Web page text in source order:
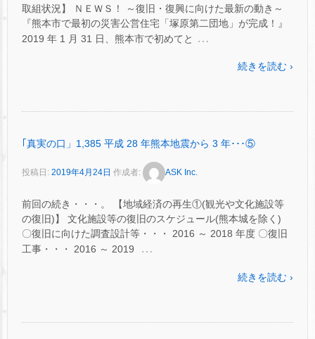
取組状況】 ＮＥＷＳ！ ～復旧・復興に向けた最新の動き～
『熊本市で最初の災害公営住宅「塚原第二団地」が完成！』
2019 年 1 月 31 日、熊本市で初めてと
…
続きを読む ›
｢真実の口」1,385 平成 28 年熊本地震から 3 年･･･⑤
投稿日: 2019年4月24日 作成者: ASK Inc.
前回の続き・・・。 【地域経済の再生①(観光や文化施設等
の復旧)】 文化施設等の復旧のスケジュール(熊本城を除く)
〇復旧に向けた調査設計等・・・ 2016 ～ 2018 年度 〇復旧
工事・・・ 2016 ～ 2019
…
続きを読む ›